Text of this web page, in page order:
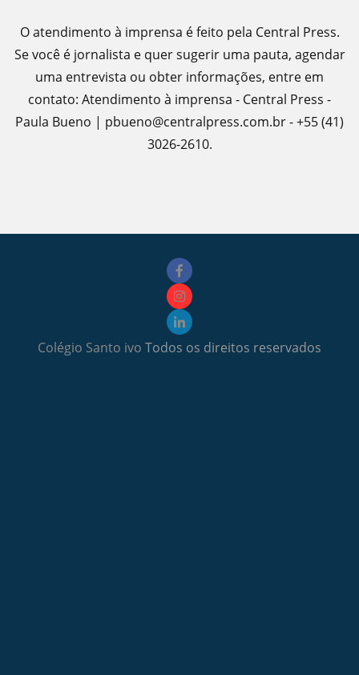
O atendimento à imprensa é feito pela Central Press.
Se você é jornalista e quer sugerir uma pauta, agendar
uma entrevista ou obter informações, entre em
contato: Atendimento à imprensa - Central Press -
Paula Bueno | pbueno@centralpress.com.br - +55 (41)
3026-2610.
Colégio Santo ivo Todos os direitos reservados